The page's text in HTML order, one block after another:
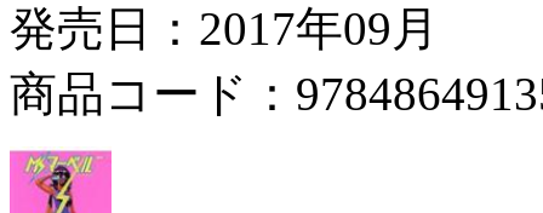
発売日：2017年09月
商品コード：